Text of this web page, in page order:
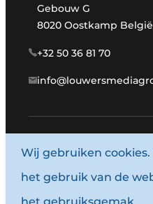
Gebouw G
8020 Oostkamp België
+32 50 36 81 70
© 1987 - 2026
Wij gebruiken
het gebruik van de